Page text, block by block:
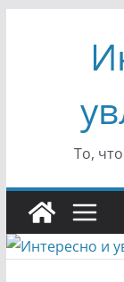
содержимому
То,